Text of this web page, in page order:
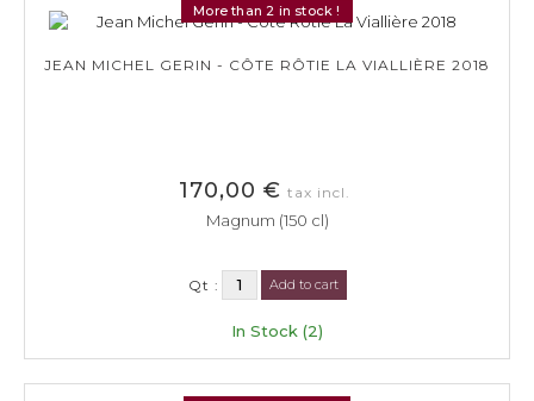
More than 2 in stock !
JEAN MICHEL GERIN - CÔTE RÔTIE LA VIALLIÈRE 2018
170,00 € tax incl.
Magnum (150 cl)
Qt : Add to cart
In Stock (2)